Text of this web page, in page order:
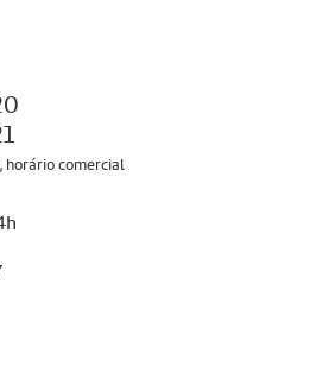
horário comercial